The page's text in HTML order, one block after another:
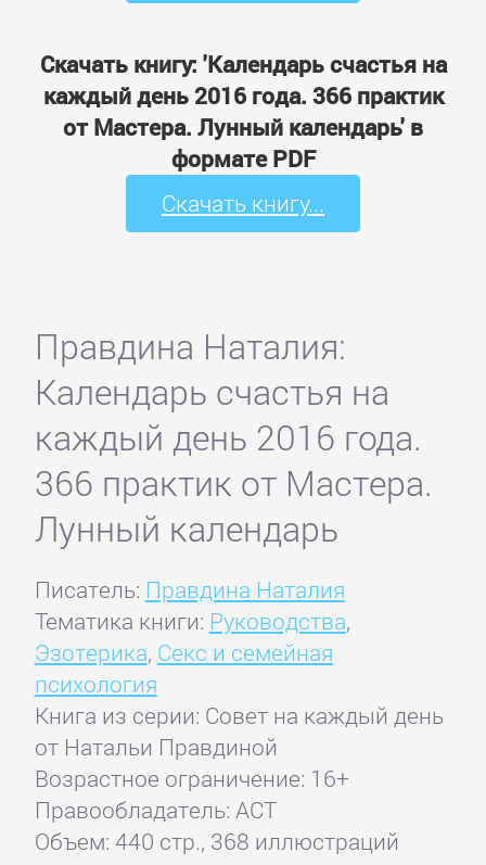
Скачать книгу: 'Календарь счастья на
каждый день 2016 года. 366 практик
от Мастера. Лунный календарь' в
формате PDF
Скачать книгу...
Правдина Наталия:
Календарь счастья на
каждый день 2016 года.
366 практик от Мастера.
Лунный календарь
Писатель: Правдина Наталия
Тематика книги: Руководства,
Эзотерика, Секс и семейная
психология
Книга из серии: Совет на каждый день
от Натальи Правдиной
Возрастное ограничение: 16+
Правообладатель: АСТ
Объем: 440 стр., 368 иллюстраций